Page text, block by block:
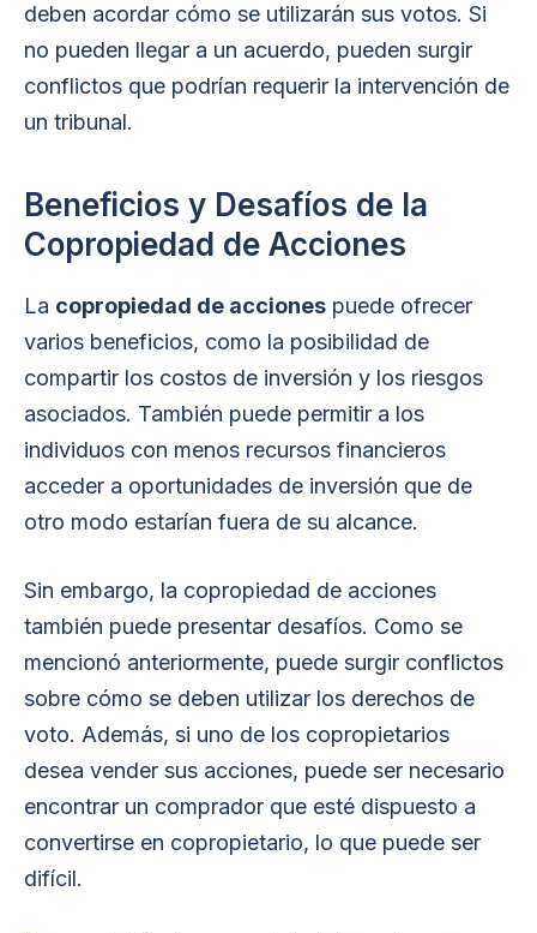
deben acordar cómo se utilizarán sus votos. Si
no pueden llegar a un acuerdo, pueden surgir
conflictos que podrían requerir la intervención de
un tribunal.
Beneficios y Desafíos de la
Copropiedad de Acciones
La copropiedad de acciones puede ofrecer
varios beneficios, como la posibilidad de
compartir los costos de inversión y los riesgos
asociados. También puede permitir a los
individuos con menos recursos financieros
acceder a oportunidades de inversión que de
otro modo estarían fuera de su alcance.
Sin embargo, la copropiedad de acciones
también puede presentar desafíos. Como se
mencionó anteriormente, puede surgir conflictos
sobre cómo se deben utilizar los derechos de
voto. Además, si uno de los copropietarios
desea vender sus acciones, puede ser necesario
encontrar un comprador que esté dispuesto a
convertirse en copropietario, lo que puede ser
difícil.